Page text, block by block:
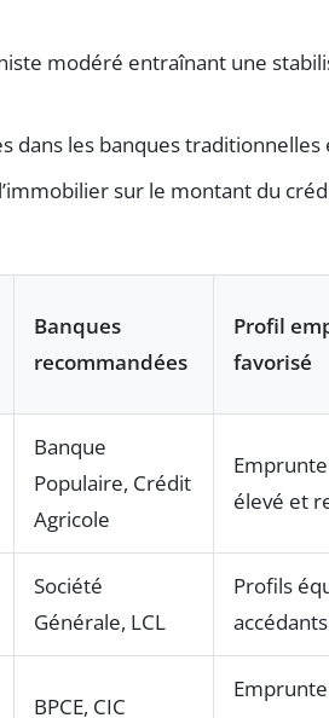
modéré entraînant une
dans les banques traditionnelles
sur le montant du
Banques
recommandées
Profil
favorisé
Banque
Populaire, Crédit
Agricole
élevé et
Société
Générale, LCL
Profils
accédants
BPCE, CIC